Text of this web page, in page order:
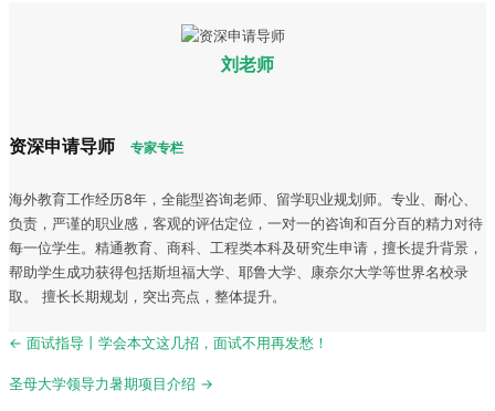
刘老师
资深申请导师 专家专栏
海外教育工作经历8年，全能型咨询老师、留学职业规划师。专业、耐心、
负责，严谨的职业感，客观的评估定位，一对一的咨询和百分百的精力对待
每一位学生。精通教育、商科、工程类本科及研究生申请，擅长提升背景，
帮助学生成功获得包括斯坦福大学、耶鲁大学、康奈尔大学等世界名校录
取。 擅长长期规划，突出亮点，整体提升。
Post
← 面试指导丨学会本文这几招，面试不用再发愁！
圣母大学领导力暑期项目介绍 →